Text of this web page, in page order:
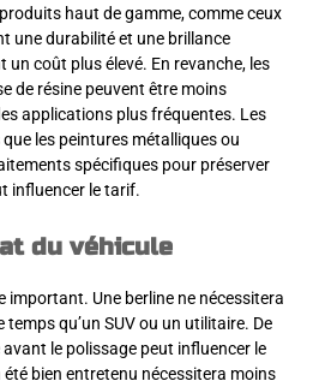
haut de gamme, comme ceux
une durabilité et une brillance
coût plus élevé. En revanche, les
de résine peuvent être moins
applications plus fréquentes. Les
les peintures métalliques ou
spécifiques pour préserver
influencer le tarif.
du véhicule
important. Une berline ne nécessitera
qu’un SUV ou un utilitaire. De
avant le polissage peut influencer le
bien entretenu nécessitera moins